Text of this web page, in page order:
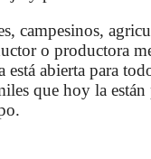
campesinos,
o productora
abierta para
que hoy la